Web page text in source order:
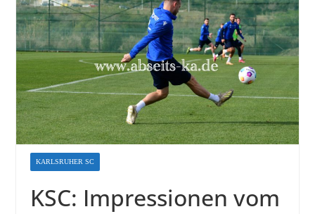
KARLSRUHER SC
KSC: Impressionen vom